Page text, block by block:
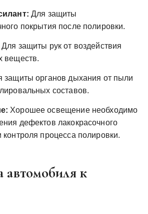
Для защиты
покрытия после полировки.
Для защиты рук от воздействия
веществ.
защиты органов дыхания от пыли
составов.
Хорошее освещение необходимо
дефектов лакокрасочного
контроля процесса полировки.
автомобиля к